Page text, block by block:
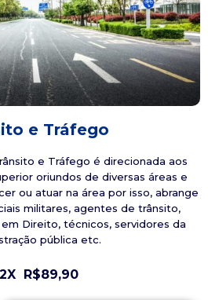
e Tráfego
e Tráfego é direcionada aos
oriundos de diversas áreas e
ou atuar na área por isso, abrange
militares, agentes de trânsito,
Direito, técnicos, servidores da
pública etc.
R$89,90